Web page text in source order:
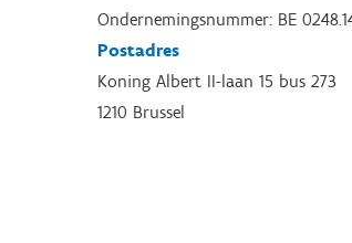
Ondernemingsnummer: BE
Postadres
Koning Albert II-laan 15 bus 273
1210 Brussel